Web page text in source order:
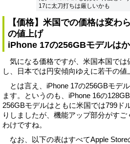
17に太刀打ちは厳しいかも
【価格】米国での価格は変わ
の値上げ
iPhone 17の256GBモデルは
気になる価格ですが、米国本国では
し、日本では円安傾向ゆえに若干の
とは言え、iPhone 17の256GBモデ
ます。というのも、iPhone 16の
256GBモデルはともに米国では799ド
りしましたが、機能アップ部分がすご
わけですね。
なお、以下の表はすべてApple Store